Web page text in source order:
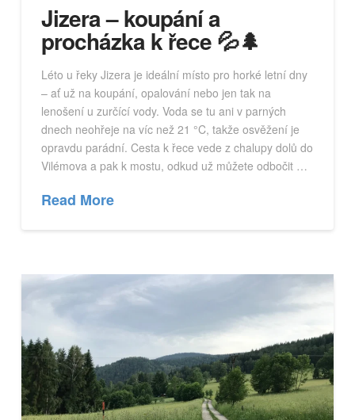
Jizera – koupání a
procházka k řece 💦🌲
Léto u řeky Jizera je ideální místo pro horké letní dny
– ať už na koupání, opalování nebo jen tak na
lenošení u zurčící vody. Voda se tu ani v parných
dnech neohřeje na víc než 21 °C, takže osvěžení je
opravdu parádní. Cesta k řece vede z chalupy dolů do
Vilémova a pak k mostu, odkud už můžete odbočit …
Read More